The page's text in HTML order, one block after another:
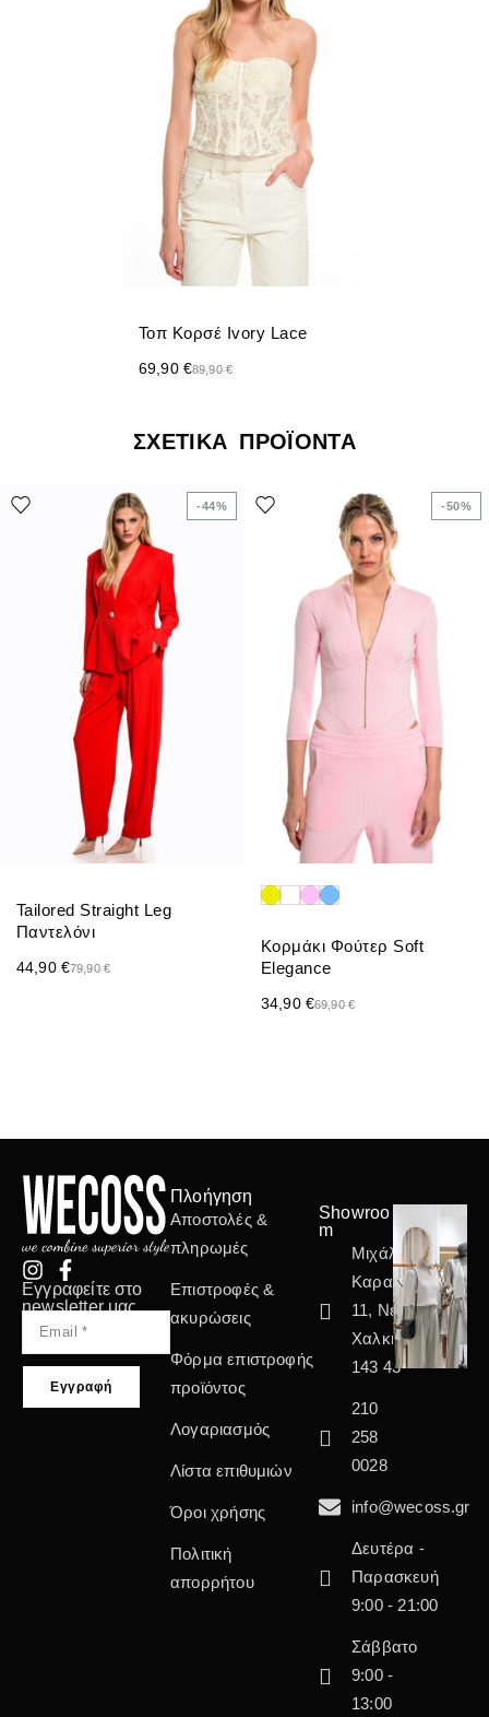
Τοπ Κορσέ Ivory Lace
89,90€
69,90 €
ΣΧΕΤΙΚΆ ΠΡΟΪΌΝΤΑ
-44%
Tailored Straight Leg
Παντελόνι
79,90€
44,90 €
-50%
Κορμάκι Φούτερ Soft
Elegance
69,90€
34,90 €
Εγγραφείτε στο
newsletter μας
Πλοήγηση
Αποστολές &
πληρωμές
Επιστροφές &
ακυρώσεις
Φόρμα επιστροφής
προϊόντος
Λογαριασμός
Λίστα επιθυμιών
Όροι χρήσης
Πολιτική
απορρήτου
Showroo
m
Μιχάλη
Καραολή
11, Νέα
Χαλκηδόνα
143 43
210
258
0028
info@wecoss.gr
Δευτέρα -
Παρασκευή
9:00 - 21:00
Σάββατο
9:00 -
13:00